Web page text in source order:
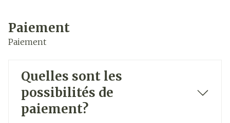
Paiement
Paiement
Quelles sont les
possibilités de
paiement?